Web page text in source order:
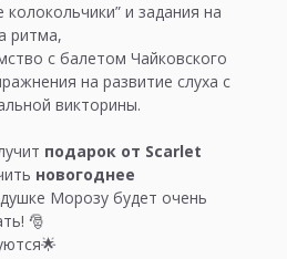
колокольчики” и задания на
ритма,
с балетом Чайковского
на развитие слуха с
викторины.
подарок от Scarlet
новогоднее
Морозу будет очень
🎅